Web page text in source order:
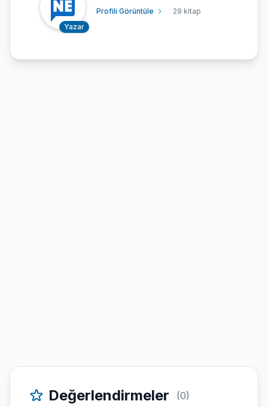
Yazar
Profili Görüntüle 29 kitap
Değerlendirmeler (0)